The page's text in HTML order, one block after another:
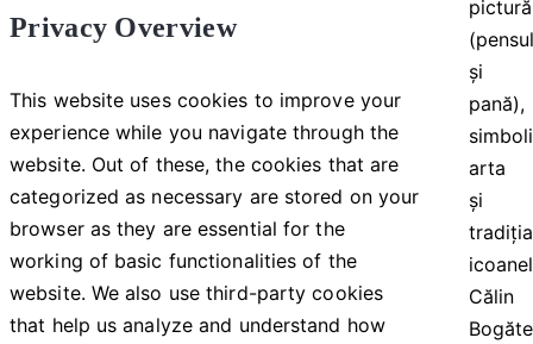
Călin
Privacy Overview
This website uses cookies to improve your
experience while you navigate through the
website. Out of these, the cookies that are
categorized as necessary are stored on your
browser as they are essential for the
working of basic functionalities of the
website. We also use third-party cookies
that help us analyze and understand how